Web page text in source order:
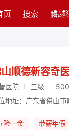
页 搜索 麟越
顺德新容奇
医院 三级
地址：广东省佛山
险一金 带薪年假